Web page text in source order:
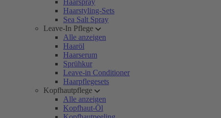
Haarspray
Haarstyling-Sets
Sea Salt Spray
Leave-In Pflege
Alle anzeigen
Haaröl
Haarserum
Sprühkur
Leave-in Conditioner
Haarpflegesets
Kopfhautpflege
Alle anzeigen
Kopfhaut-Öl